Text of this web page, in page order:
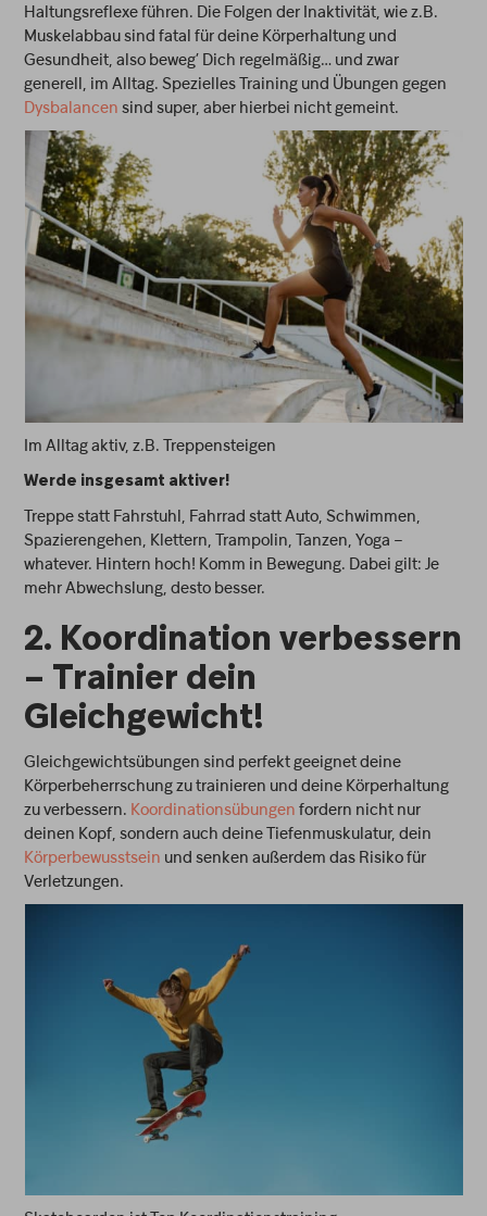
Haltungsreflexe führen. Die Folgen der Inaktivität, wie z.B.
Muskelabbau sind fatal für deine Körperhaltung und
Gesundheit, also beweg’ Dich regelmäßig… und zwar
generell, im Alltag. Spezielles Training und Übungen gegen
Dysbalancen sind super, aber hierbei nicht gemeint.
Im Alltag aktiv, z.B. Treppensteigen
Werde insgesamt aktiver!
Treppe statt Fahrstuhl, Fahrrad statt Auto, Schwimmen,
Spazierengehen, Klettern, Trampolin, Tanzen, Yoga –
whatever. Hintern hoch! Komm in Bewegung. Dabei gilt: Je
mehr Abwechslung, desto besser.
2. Koordination verbessern
– Trainier dein
Gleichgewicht!
Gleichgewichtsübungen sind perfekt geeignet deine
Körperbeherrschung zu trainieren und deine Körperhaltung
zu verbessern. Koordinationsübungen fordern nicht nur
deinen Kopf, sondern auch deine Tiefenmuskulatur, dein
Körperbewusstsein und senken außerdem das Risiko für
Verletzungen.